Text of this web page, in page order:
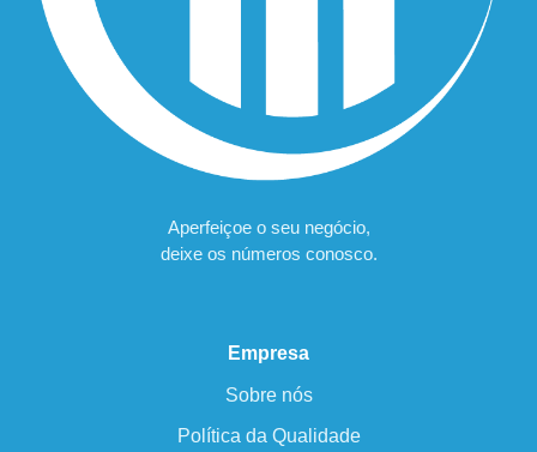
Aperfeiçoe o seu negócio,
deixe os números conosco.
Empresa
Sobre nós
Política da Qualidade